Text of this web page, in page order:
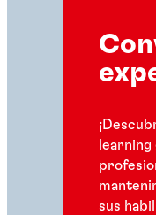
sus